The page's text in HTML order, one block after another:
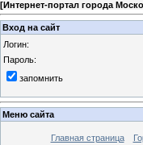
[Интернет-портал города
Вход на сайт
Логин:
Пароль:
запомнить
Меню сайта
Главная страница